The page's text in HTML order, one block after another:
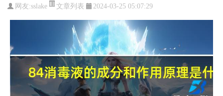
网友:sslake 文章列表 2024-03-25 05:07:29